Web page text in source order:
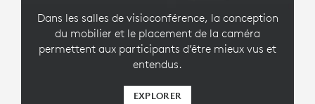
Dans les salles de visioconférence, la conception
du mobilier et le placement de la caméra
permettent aux participants d’être mieux vus et
entendus.
EXPLORER